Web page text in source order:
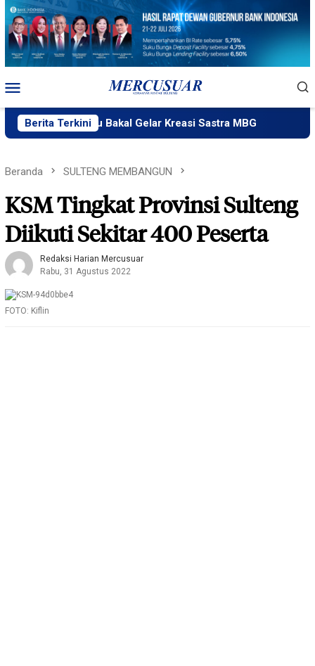
Loncat
konten
Mobile
Berita Terkini
Ngataku Bakal Gelar Kreasi Sastra MBG Fatek Untad
Beranda SULTENG MEMBANGUN
KSM Tingkat Provinsi Sulteng
Diikuti Sekitar 400 Peserta
Redaksi Harian Mercusuar
Rabu, 31 Agustus 2022
FOTO: Kiflin